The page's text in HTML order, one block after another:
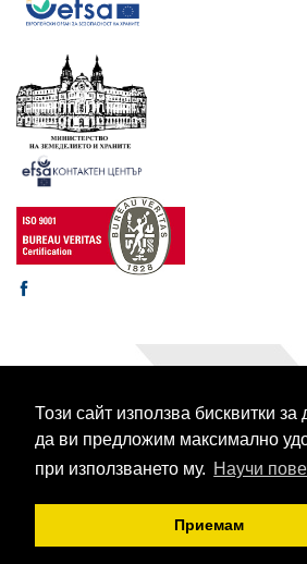
Този сайт използва бисквитки
да ви предложим максимално
при използването му. Научи
Приемам
© 2003-2026 CORHV
Всички права